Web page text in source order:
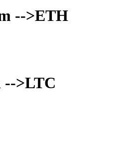
-->ETH
-->LTC